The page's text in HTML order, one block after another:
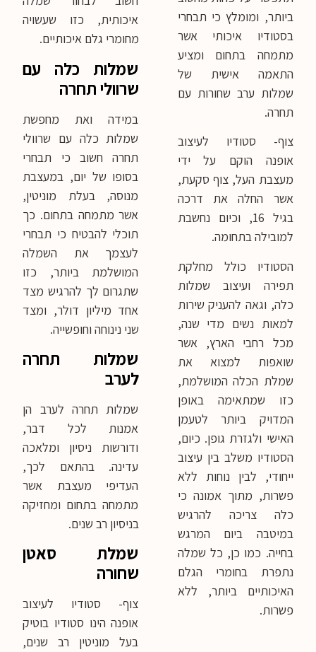
ביותר, ומומלץ כי תבחרי
בסטודיו איכותי אשר
מתמחה בתחום ומציע
התאמה אישית של
שמלות ערב שחורות עם
תחרה.
צוף- סטודיו לעיצוב
אופנה הוקם על ידי
מעצבת העל, צוף סקעת,
אשר החלה את דרכה
בגיל 16, וכיום נחשבת
למובילה בתחומה.
הסטודיו כולל מחלקת
תפירה ועיצוב שמלות
כלה, וגאה להעניק שירות
למאות נשים מדי שנה,
מכל רחבי הארץ, אשר
שואפות למצוא את
שמלת הכלה המושלמת,
כזו שמתאימה באופן
המדויק ביותר לטעמן
האישי ולגזרת גופן. כיום,
הסטודיו משלב בין עיצוב
ייחודי, לבין נוחות ללא
פשרות, מתוך אמונה כי
כלה צריכה להרגיש
במיטבה ביום המרגש
בחייה. כמו כן, כל שמלה
נתפרת בחומרי הגלם
האיכותיים ביותר, ללא
פשרות.
איכותית, כזו שעשויה
מחומרי גלם איכותיים.
שמלות כלה עם
שרוולי תחרה
במידה ואת מחפשת
שמלות כלה עם שרוולי
תחרה חשוב כי תבחרי
בסופו של יום, במעצבת
מנוסה, בעלת מוניטין,
אשר מתמחה בתחום. כך
תוכלי להבטיח כי תבחרי
לעצמך את השמלה
המושלמת ביותר, כזו
שתגרום לך להרגיש מצד
אחד מיליון דולר, ומצד
שני נינוחה וחופשייה.
שמלות תחרה
לערב
שמלות תחרה לערב הן
אמנות לכל דבר,
ודורשות ניסיון ומלאכה
עדינה. בהתאם לכך,
העדיפי מעצבת אשר
מתמחה בתחום ומחזיקה
בניסיון רב שנים.
שמלת סאטן
שחורה
צוף- סטודיו לעיצוב
אופנה הינו סטודיו בוטיק
בעל מוניטין רב שנים,